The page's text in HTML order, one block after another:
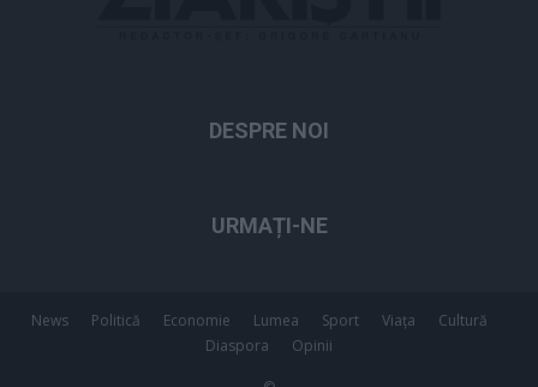
DESPRE NOI
URMAȚI-NE
News Politică Economie Lumea Sport Viața
Cultură
Diaspora
Opinii